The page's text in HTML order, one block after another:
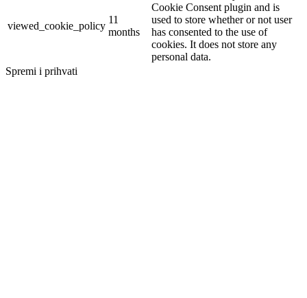
viewed_cookie_policy
11
months
Cookie Consent plugin and is
used to store whether or not user
has consented to the use of
cookies. It does not store any
personal data.
Spremi i prihvati